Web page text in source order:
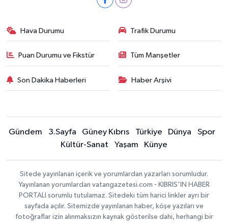
Hava Durumu Trafik Durumu
Puan Durumu ve Fikstür Tüm Manşetler
Son Dakika Haberleri Haber Arşivi
Gündem 3.Sayfa Güney Kıbrıs Türkiye Dünya
Spor
Kültür-Sanat
Yaşam Künye
Sitede yayınlanan içerik ve yorumlardan yazarları sorumludur.
Yayınlanan yorumlardan vatangazetesi.com - KIBRIS'IN HABER
PORTALI sorumlu tutulamaz. Sitedeki tüm harici linkler ayrı bir
sayfada açılır. Sitemizde yayınlanan haber, köşe yazıları ve
fotoğraflar izin alınmaksızın kaynak gösterilse dahi, herhangi bir